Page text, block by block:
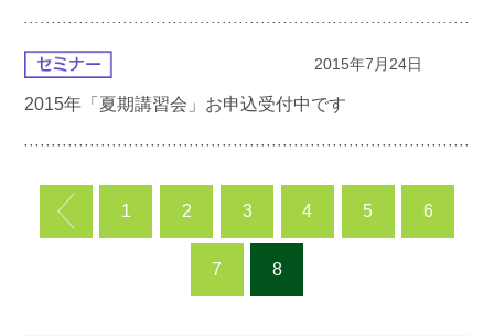
2015年7月24日
2015年「夏期講習会」お申込受付中です
1 2 3 4 5 6
7 8